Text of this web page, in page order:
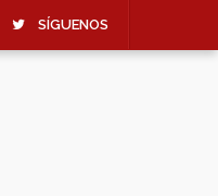
SÍGUENOS